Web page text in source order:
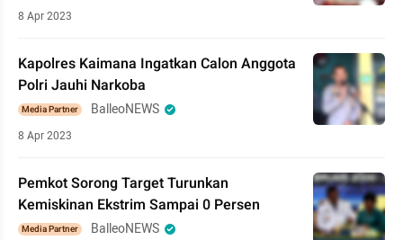
8 Apr 2023
Kapolres Kaimana Ingatkan Calon Anggota
Polri Jauhi Narkoba
Media Partner BalleoNEWS
8 Apr 2023
Pemkot Sorong Target Turunkan
Kemiskinan Ekstrim Sampai 0 Persen
Media Partner BalleoNEWS